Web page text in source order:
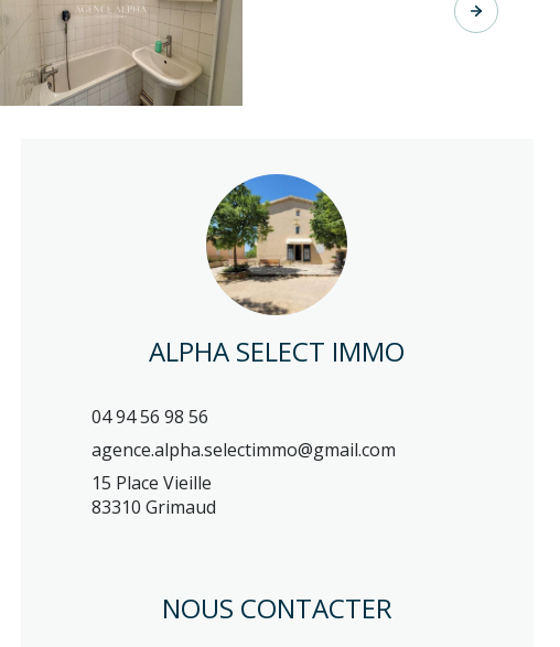
ALPHA SELECT IMMO
04 94 56 98 56
agence.alpha.selectimmo@gmail.com
15 Place Vieille
83310 Grimaud
NOUS CONTACTER